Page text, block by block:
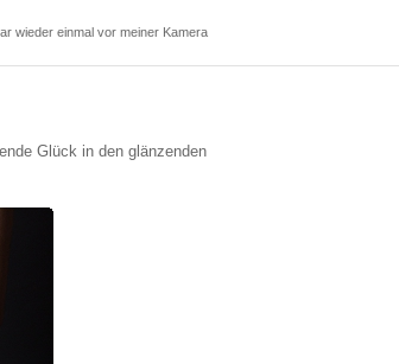
wieder einmal vor meiner Kamera
Glück in den glänzenden